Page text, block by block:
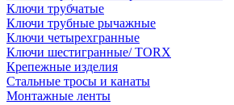
Ключи трубчатые
Ключи трубные рычажные
Ключи четырехгранные
Ключи шестигранные/ TORX
Крепежные изделия
Стальные тросы и канаты
Монтажные ленты